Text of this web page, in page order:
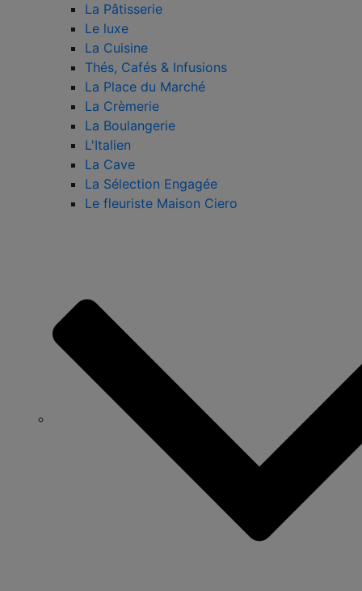
La Pâtisserie
Le luxe
La Cuisine
Thés, Cafés & Infusions
La Place du Marché
La Crèmerie
La Boulangerie
L'Italien
La Cave
La Sélection Engagée
Le fleuriste Maison Ciero